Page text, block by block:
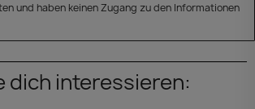
und haben keinen Zugang zu den Informationen
dich interessieren: